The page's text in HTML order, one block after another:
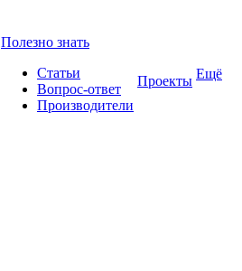
Полезно знать
Статьи
Вопрос-ответ
Производители
Проекты Ещё